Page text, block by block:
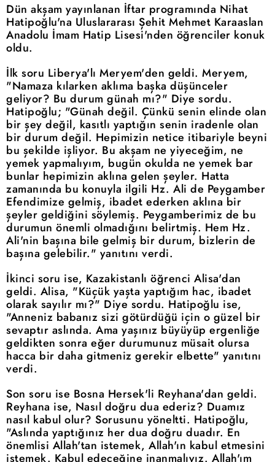
Dün akşam yayınlanan İftar programında Nihat
Hatipoğlu'na Uluslararası Şehit Mehmet Karaaslan
Anadolu İmam Hatip Lisesi'nden öğrenciler konuk
oldu.
İlk soru Liberya'lı Meryem'den geldi. Meryem,
"Namaza kılarken aklıma başka düşünceler
geliyor? Bu durum günah mı?" Diye sordu.
Hatipoğlu; "Günah değil. Çünkü senin elinde olan
bir şey değil, kasıtlı yaptığın senin iradenle olan
bir durum değil. Hepimizin netice itibariyle beyni
bu şekilde işliyor. Bu akşam ne yiyeceğim, ne
yemek yapmalıyım, bugün okulda ne yemek bar
bunlar hepimizin aklına gelen şeyler. Hatta
zamanında bu konuyla ilgili Hz. Ali de Peygamber
Efendimize gelmiş, ibadet ederken aklına bir
şeyler geldiğini söylemiş. Peygamberimiz de bu
durumun önemli olmadığını belirtmiş. Hem Hz.
Ali'nin başına bile gelmiş bir durum, bizlerin de
başına gelebilir." yanıtını verdi.
İkinci soru ise, Kazakistanlı öğrenci Alisa'dan
geldi. Alisa, "Küçük yaşta yaptığım hac, ibadet
olarak sayılır mı?" Diye sordu. Hatipoğlu ise,
"Anneniz babanız sizi götürdüğü için o güzel bir
sevaptır aslında. Ama yaşınız büyüyüp ergenliğe
geldikten sonra eğer durumunuz müsait olursa
hacca bir daha gitmeniz gerekir elbette" yanıtını
verdi.
Son soru ise Bosna Hersek'li Reyhana'dan geldi.
Reyhana ise, Nasıl doğru dua ederiz? Duamız
nasıl kabul olur? Sorusunu yöneltti. Hatipoğlu,
"Aslında yaptığınız her dua doğru duadır. En
önemlisi Allah'tan istemek, Allah'ın kabul etmesini
istemek. Kabul edeceğine inanmalıyız. Allah'ım